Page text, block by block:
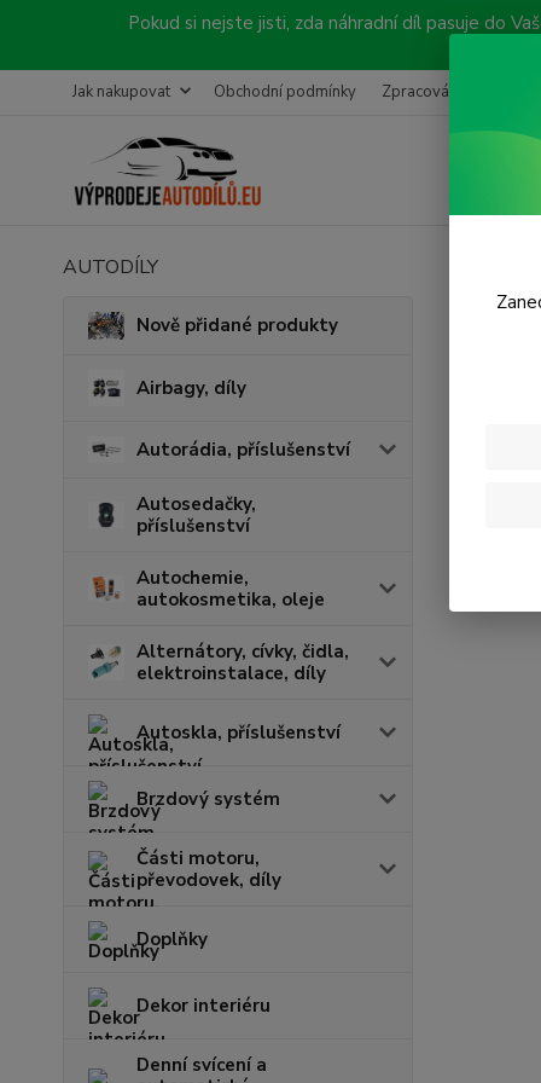
Pokud si nejste jisti, zda náhradní díl pasuje do
Jak nakupovat Obchodní podmínky Zpracování objednávky
AUTODÍLY
Nově přidané produkty
Airbagy, díly
Autorádia, příslušenství
Autosedačky,
příslušenství
Autochemie,
autokosmetika, oleje
Alternátory, cívky, čidla,
elektroinstalace, díly
Autoskla, příslušenství
Brzdový systém
Části motoru,
převodovek, díly
Doplňky
Dekor interiéru
Denní svícení a
V této